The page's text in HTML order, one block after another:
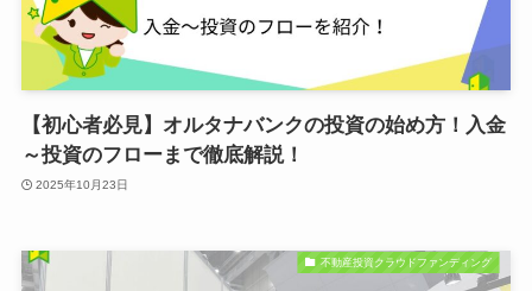
【初心者必見】オルタナバンクの投資の始め方！入金
～投資のフローまで徹底解説！
2025年10月23日
不動産投資クラウドファンディング